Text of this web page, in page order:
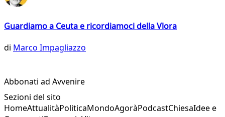
Guardiamo a Ceuta e ricordiamoci della Vlora
di Marco Impagliazzo
Abbonati ad Avvenire
Sezioni del sito
HomeAttualitàPoliticaMondoAgoràPodcastChiesaIdee e